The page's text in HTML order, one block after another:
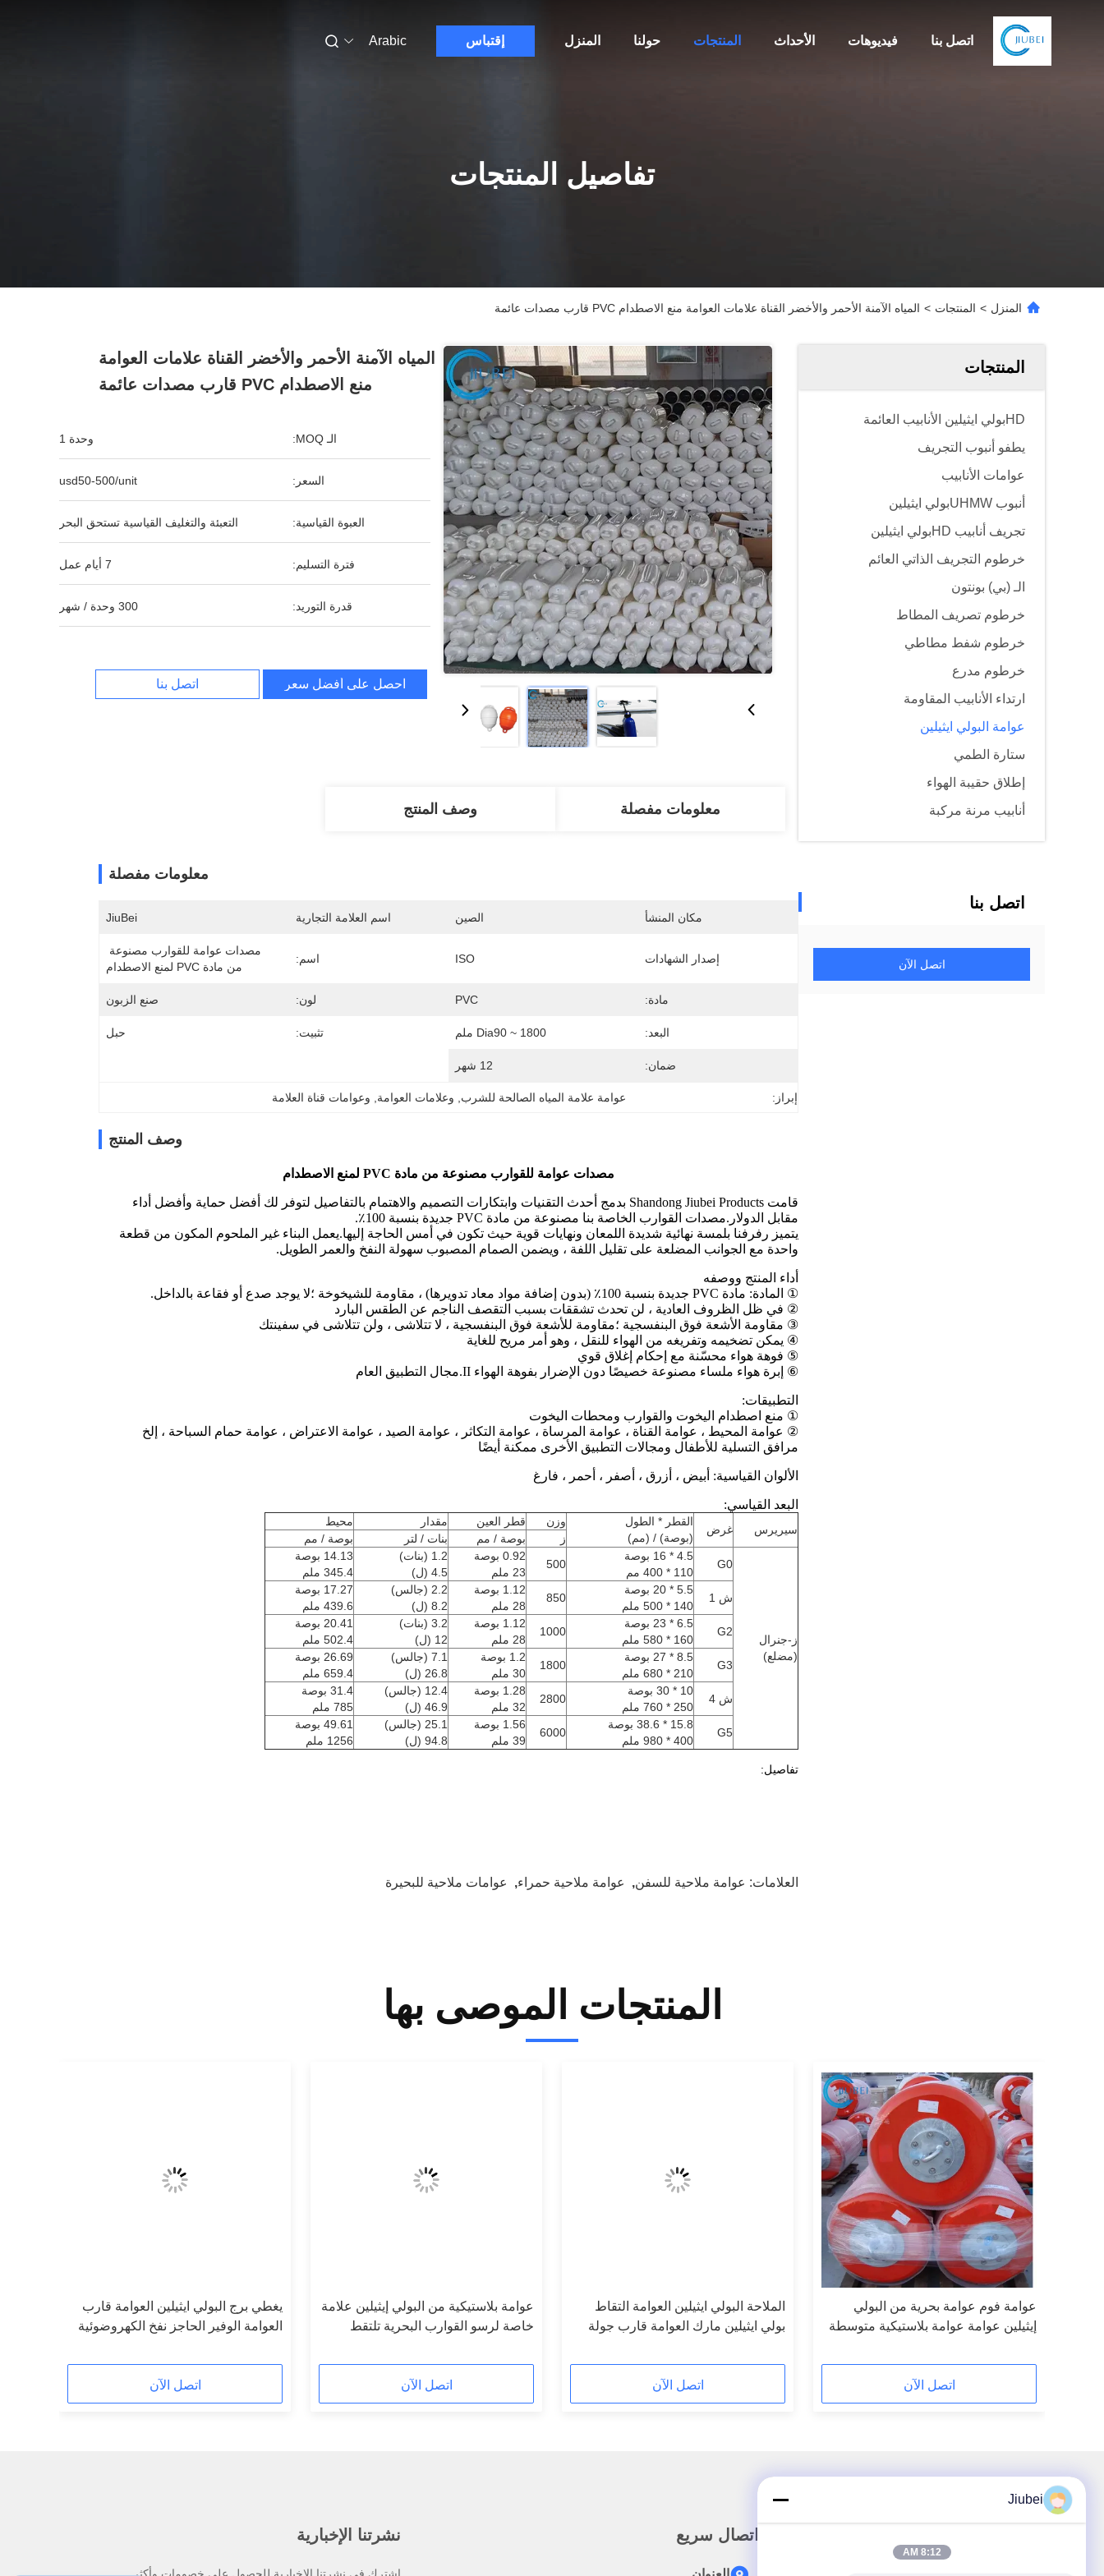
المنزل حولنا المنتجات الأحداث فيديوهات اتصل بنا إقتباس Arabic
تفاصيل المنتجات
المنزل > المنتجات > المياه الآمنة الأحمر والأخضر القناة علامات العوامة منع الاصطدام PVC قارب مصدات عائمة
المنتجات
HDبولي ايثيلين الأنابيب العائمة
يطفو أنبوب التجريف
عوامات الأنابيب
أنبوب UHMWبولي ايثيلين
تجريف أنابيب HDبولي ايثيلين
خرطوم التجريف الذاتي العائم
الـ (بي) بونتون
خرطوم تصريف المطاط
خرطوم شفط مطاطي
خرطوم مدرع
ارتداء الأنابيب المقاومة
عوامة البولي ايثيلين
ستارة الطمي
إطلاق حقيبة الهواء
أنابيب مرنة مركبة
اتصل بنا
اتصل الآن
المياه الآمنة الأحمر والأخضر القناة علامات العوامة
منع الاصطدام PVC قارب مصدات عائمة
الـ MOQ: وحدة 1
السعر: usd50-500/unit
العبوة القياسية: التعبئة والتغليف القياسية تستحق البحر
فترة التسليم: 7 أيام عمل
قدرة التوريد: 300 وحدة / شهر
احصل على أفضل سعر اتصل بنا
معلومات مفصلة وصف المنتج
معلومات مفصلة
مكان المنشأ الصين اسم العلامة التجارية JiuBei
إصدار الشهادات ISO اسم:
من مادة PVC لمنع الاصطدام
مادة: PVC لون: صنع الزبون
البعد: Dia90 ~ 1800 ملم تثبيت: حبل
ضمان: 12 شهر
إبراز: عوامة علامة المياه الصالحة للشرب وعلامات العوامة وعوامات قناة العلامة
وصف المنتج
مصدات عوامة للقوارب مصنوعة من مادة PVC لمنع الاصطدام
قامت Shandong Jiubei Products بدمج أحدث التقنيات وابتكارات التصميم والاهتمام بالتفاصيل لتوفر لك أفضل حماية وأفضل أداء
مقابل الدولار.مصدات القوارب الخاصة بنا مصنوعة من مادة PVC جديدة بنسبة 100٪.
يتميز رفرفنا بلمسة نهائية شديدة اللمعان ونهايات قوية حيث تكون في أمس الحاجة إليها.يعمل البناء غير الملحوم المكون من قطعة
واحدة مع الجوانب المضلعة على تقليل اللفة ، ويضمن الصمام المصبوب سهولة النفخ والعمر الطويل.
أداء المنتج ووصفه
① المادة: مادة PVC جديدة بنسبة 100٪ (بدون إضافة مواد معاد تدويرها) ، مقاومة للشيخوخة ؛لا يوجد صدع أو فقاعة بالداخل.
② في ظل الظروف العادية ، لن تحدث تشققات بسبب التقصف الناجم عن الطقس البارد
③ مقاومة الأشعة فوق البنفسجية ؛مقاومة للأشعة فوق البنفسجية ، لا تتلاشى ، ولن تتلاشى في سفينتك
④ يمكن تضخيمه وتفريغه من الهواء للنقل ، وهو أمر مريح للغاية
⑤ فوهة هواء محسّنة مع إحكام إغلاق قوي
⑥ إبرة هواء ملساء مصنوعة خصيصًا دون الإضرار بفوهة الهواء II.مجال التطبيق العام
التطبيقات:
① منع اصطدام اليخوت والقوارب ومحطات اليخوت
② عوامة المحيط ، عوامة القناة ، عوامة المرساة ، عوامة التكاثر ، عوامة الصيد ، عوامة الاعتراض ، عوامة حمام السباحة ، إلخ
مرافق التسلية للأطفال ومجالات التطبيق الأخرى ممكنة أيضًا
الألوان القياسية: أبيض ، أزرق ، أصفر ، أحمر ، فارغ
البعد القياسي:
سيريرس غرض
القطر * الطول
(بوصة) / (مم)
وزن قطر العين مقدار
محيط
ز
بوصة / مم بنات / لتر بوصة / مم
ز-جنرال
(مضلع)
G0
4.5 * 16 بوصة
110 * 400 مم
500
0.92 بوصة
23 ملم
1.2 (بنات)
4.5 (ل)
14.13 بوصة
345.4 ملم
ش 1
5.5 * 20 بوصة
140 * 500 ملم
850
1.12 بوصة
28 ملم
2.2 (جالس)
8.2 (ل)
17.27 بوصة
439.6 ملم
G2
6.5 * 23 بوصة
160 * 580 ملم
1000
1.12 بوصة
28 ملم
3.2 (بنات)
12 (ل)
20.41 بوصة
502.4 ملم
G3
8.5 * 27 بوصة
210 * 680 ملم
1800
1.2 بوصة
30 ملم
7.1 (جالس)
26.8 (ل)
26.69 بوصة
659.4 ملم
ش 4
10 * 30 بوصة
250 * 760 ملم
2800
1.28 بوصة
32 ملم
12.4 (جالس)
46.9 (ل)
31.4 بوصة
785 ملم
G5
15.8 * 38.6 بوصة
400 * 980 ملم
6000
1.56 بوصة
39 ملم
25.1 (جالس)
94.8 (ل)
49.61 بوصة
1256 ملم
تفاصيل:
العلامات: عوامة ملاحية للسفن, عوامة ملاحية حمراء, عوامات ملاحية للبحيرة
المنتجات الموصى بها
عوامة فوم عوامة بحرية من البولي
إيثيلين عوامة عوامة بلاستيكية متوسطة
اتصل الآن
الملاحة البولي ايثيلين العوامة التقاط
بولي ايثيلين مارك العوامة قارب جولة
اتصل الآن
عوامة بلاستيكية من البولي إيثيلين علامة
خاصة لرسو القوارب البحرية تلتقط
اتصل الآن
يغطي برج البولي ايثيلين العوامة قارب
العوامة الوفير الحاجز نفخ الكهروضوئية
اتصل الآن
اتصال سريع نشرتنا الإخبارية
Jiubei
8:12 AM